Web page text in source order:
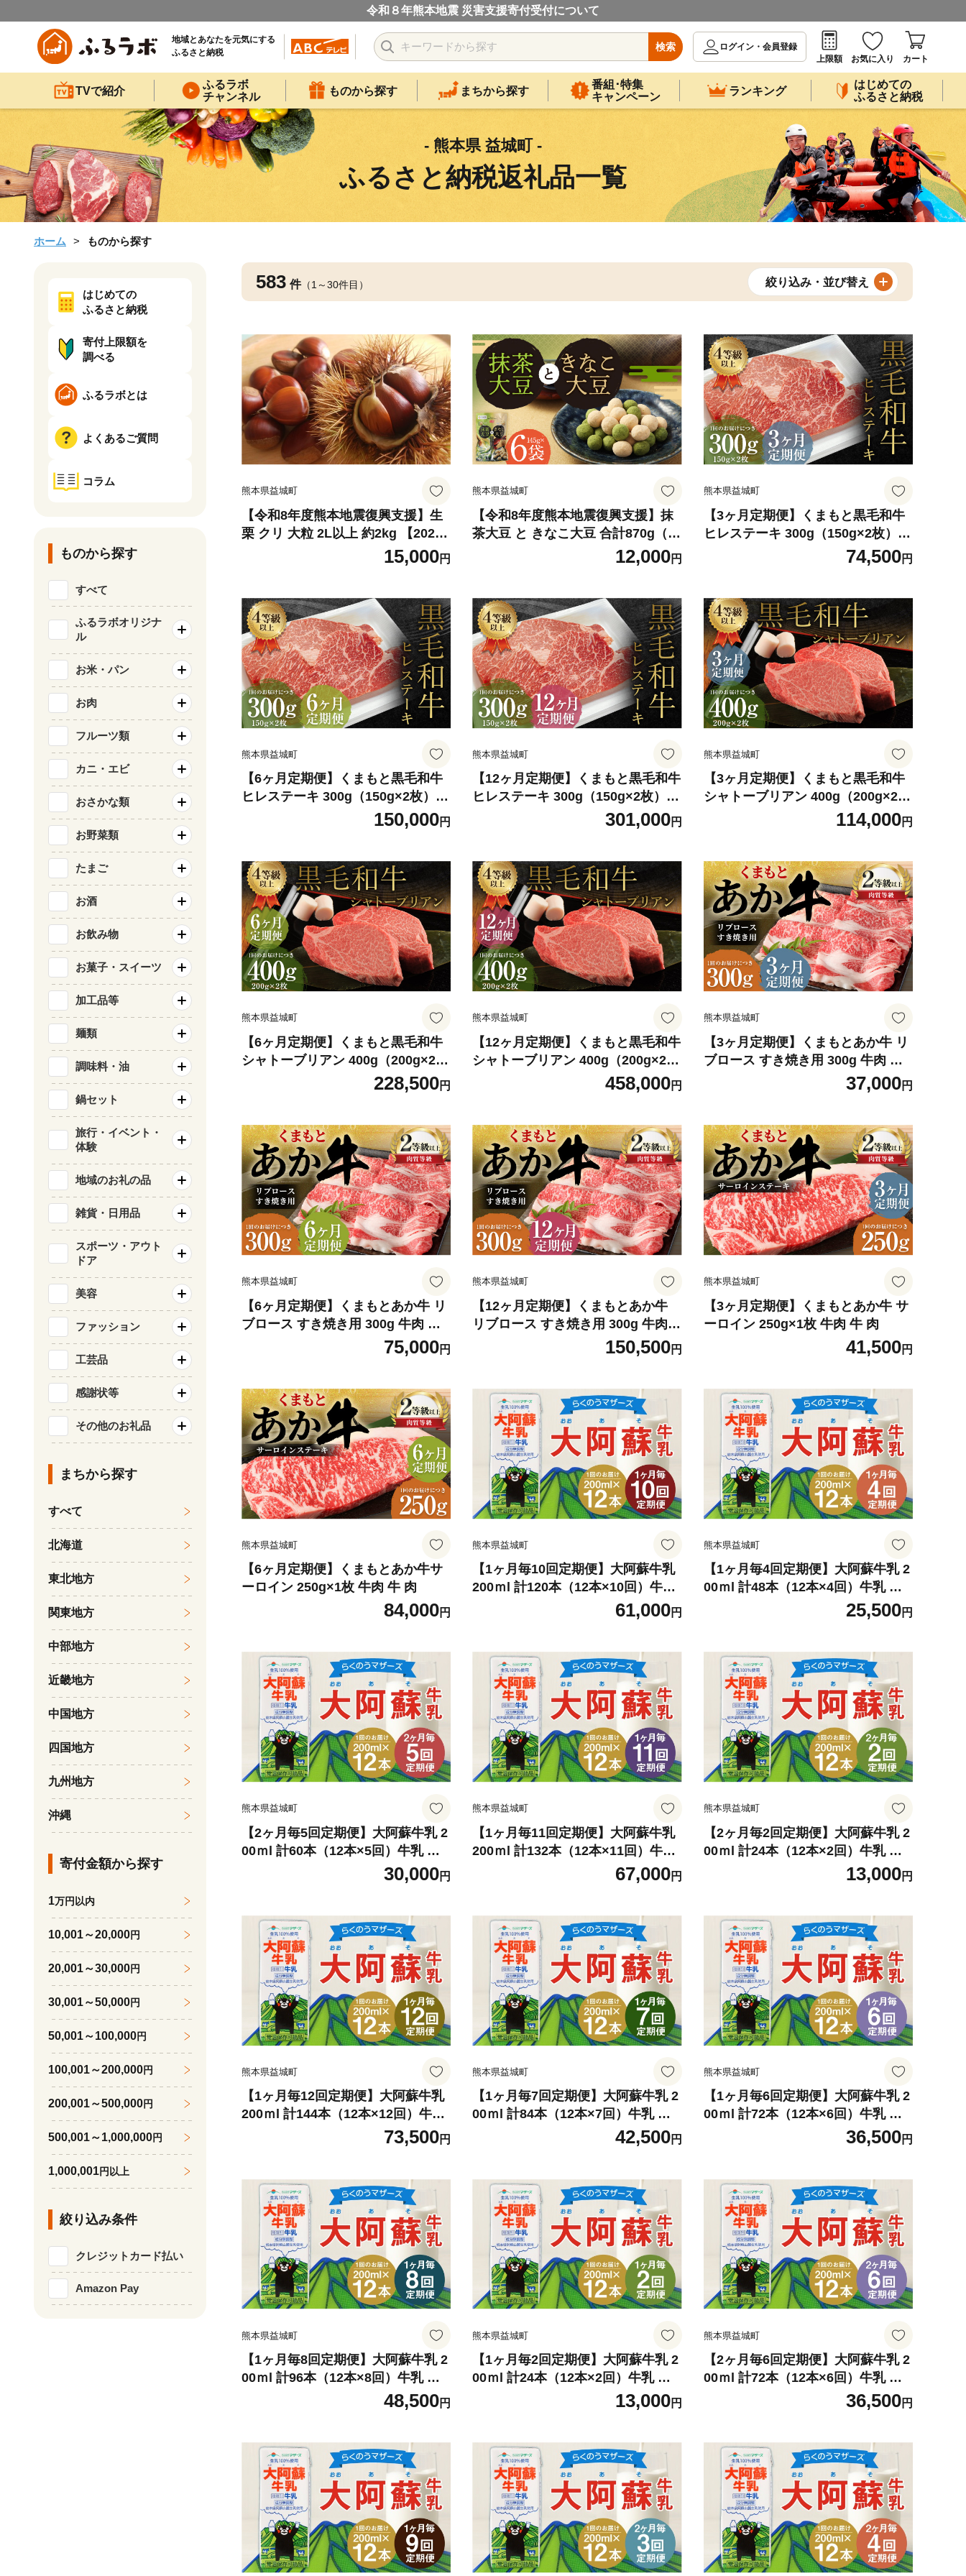
令和８年熊本地震 災害支援寄付受付について
地域とあなたを元気にする
ふるさと納税
検索
ログイン・会員登録
上限額
お気に入り カート
TVで紹介
ふるラボ
チャンネル
ものから探す まちから探す
番組･特集
キャンペーン
ランキング
はじめての
ふるさと納税
- 熊本県 益城町 -
ふるさと納税返礼品一覧
ホーム ものから探す
583 件（1～30件目） 絞り込み・並び替え
熊本県益城町
【令和8年度熊本地震復興支援】生
栗 クリ 大粒 2L以上 約2kg 【2026
年9月上旬～10月上旬発送予定】 栗
くり 果物 果実 フルーツ スイーツ
冷蔵
15,000円
熊本県益城町
【令和8年度熊本地震復興支援】抹
茶大豆 と きなこ大豆 合計870g（1
45g×6袋）抹茶 きな粉 大豆 豆菓子
12,000円
熊本県益城町
【3ヶ月定期便】くまもと黒毛和牛
ヒレステーキ 300g（150g×2枚）
74,500円
熊本県益城町
【6ヶ月定期便】くまもと黒毛和牛
ヒレステーキ 300g（150g×2枚）
150,000円
熊本県益城町
【12ヶ月定期便】くまもと黒毛和牛
ヒレステーキ 300g（150g×2枚）
301,000円
熊本県益城町
【3ヶ月定期便】くまもと黒毛和牛
シャトーブリアン 400g（200g×2
114,000円
熊本県益城町
【6ヶ月定期便】くまもと黒毛和牛
シャトーブリアン 400g（200g×2
228,500円
熊本県益城町
【12ヶ月定期便】くまもと黒毛和牛
シャトーブリアン 400g（200g×2
458,000円
熊本県益城町
【3ヶ月定期便】くまもとあか牛 リ
ブロース すき焼き用 300g 牛肉 牛
37,000円
熊本県益城町
【6ヶ月定期便】くまもとあか牛 リ
ブロース すき焼き用 300g 牛肉 牛
75,000円
熊本県益城町
【12ヶ月定期便】くまもとあか牛
リブロース すき焼き用 300g 牛肉
150,500円
熊本県益城町
【3ヶ月定期便】くまもとあか牛 サ
ーロイン 250g×1枚 牛肉 牛 肉
41,500円
熊本県益城町
【6ヶ月定期便】くまもとあか牛サ
ーロイン 250g×1枚 牛肉 牛 肉
84,000円
熊本県益城町
【1ヶ月毎10回定期便】大阿蘇牛乳
200ｍl 計120本（12本×10回）牛乳
61,000円
熊本県益城町
【1ヶ月毎4回定期便】大阿蘇牛乳 2
00ｍl 計48本（12本×4回）牛乳 乳
25,500円
熊本県益城町
【2ヶ月毎5回定期便】大阿蘇牛乳 2
00ｍl 計60本（12本×5回）牛乳 乳
30,000円
熊本県益城町
【1ヶ月毎11回定期便】大阿蘇牛乳
200ｍl 計132本（12本×11回）牛乳
67,000円
熊本県益城町
【2ヶ月毎2回定期便】大阿蘇牛乳 2
00ｍl 計24本（12本×2回）牛乳 乳
13,000円
熊本県益城町
【1ヶ月毎12回定期便】大阿蘇牛乳
200ｍl 計144本（12本×12回）牛乳
73,500円
熊本県益城町
【1ヶ月毎7回定期便】大阿蘇牛乳 2
00ｍl 計84本（12本×7回）牛乳 乳
42,500円
熊本県益城町
【1ヶ月毎6回定期便】大阿蘇牛乳 2
00ｍl 計72本（12本×6回）牛乳 乳
36,500円
熊本県益城町
【1ヶ月毎8回定期便】大阿蘇牛乳 2
00ｍl 計96本（12本×8回）牛乳 乳
48,500円
熊本県益城町
【1ヶ月毎2回定期便】大阿蘇牛乳 2
00ｍl 計24本（12本×2回）牛乳 乳
13,000円
熊本県益城町
【2ヶ月毎6回定期便】大阿蘇牛乳 2
00ｍl 計72本（12本×6回）牛乳 乳
36,500円
はじめての
ふるさと納税
寄付上限額を
調べる
ふるラボとは
よくあるご質問
コラム
ものから探す
すべて
ふるラボオリジナ
ル
お米・パン
お肉
フルーツ類
カニ・エビ
おさかな類
お野菜類
たまご
お酒
お飲み物
お菓子・スイーツ
加工品等
麺類
調味料・油
鍋セット
旅行・イベント・
体験
地域のお礼の品
雑貨・日用品
スポーツ・アウト
ドア
美容
ファッション
工芸品
感謝状等
その他のお礼品
まちから探す
すべて
北海道
東北地方
関東地方
中部地方
近畿地方
中国地方
四国地方
九州地方
沖縄
寄付金額から探す
1万円以内
10,001～20,000円
20,001～30,000円
30,001～50,000円
50,001～100,000円
100,001～200,000円
200,001～500,000円
500,001～1,000,000円
1,000,001円以上
絞り込み条件
クレジットカード払い
Amazon Pay